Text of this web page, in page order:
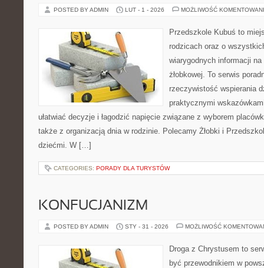
POSTED BY ADMIN LUT - 1 - 2026 MOŻLIWOŚĆ
Przedszkole Kubuś to
rodzicach oraz o
wiarygodnych informacji
żłobkowej. To serwis
rzeczywistość wspierania
praktycznymi
ułatwiać decyzje i łagodzić napięcie związane z wyborem
także z organizacją dnia w rodzinie. Polecamy Żłobki i
dziećmi. W […]
CATEGORIES: PORADY DLA TURYSTÓW
KONFUCJANIZM
POSTED BY ADMIN STY - 31 - 2026 MOŻLIWOŚĆ
Droga z Chrystusem to
być przewodnikiem w